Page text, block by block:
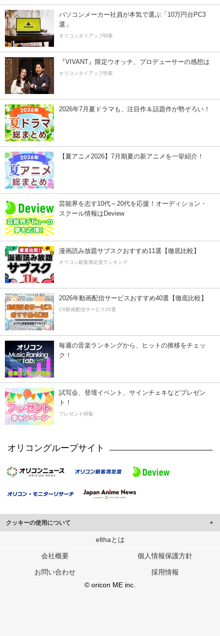
パソコンメーカー社員が本気で選ぶ「10万円台PC3
選」
オリコンタイアップ特集
『VIVANT』限定ウオッチ、プロデューサーの感想は
オリコンタイアップ特集
2026年7月夏ドラマも、注目作＆話題作が勢ぞろい！
【夏アニメ2026】7月期夏の新アニメを一挙紹介！
芸能界を志す10代～20代を応援！オーディション・
スクール情報はDeview
漫画読み放題サブスクおすすめ11選【徹底比較】
オリコン顧客満足度ランキング
2026年動画配信サービスおすすめ40選【徹底比較】
CS動画配信サービス20選
毎週の音楽ランキングから、ヒットの推移をチェッ
ク！
試写会、登壇イベント、サインチェキなどプレゼン
ト！
プレゼント特集
オリコングループサイト
クッキーの使用について
このサイトでは Cookie を使用して、ユーザーに合わせたコンテンツや広告の
行っています。
メディアや広告配信、データ解析の各パートナーに提供しています。
各パートナーは、この情報とユーザーが各パートナーに提供した他の情報や、
ユーザーが各パートナーのサービスを使用したときに収集した他の情報を組み
elthaとは
会社概要 個人情報保護方針
お問い合わせ
採用情報
© oricon ME inc.